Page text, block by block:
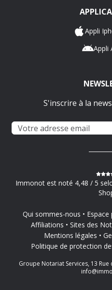
Appli
Appli
S'inscrire à la
Immonot est noté 4,48 / 5
Qui sommes-nous Espace
Affiliations
Sites des
Mentions légales
Politique de protection
Groupe Notariat Services, 13